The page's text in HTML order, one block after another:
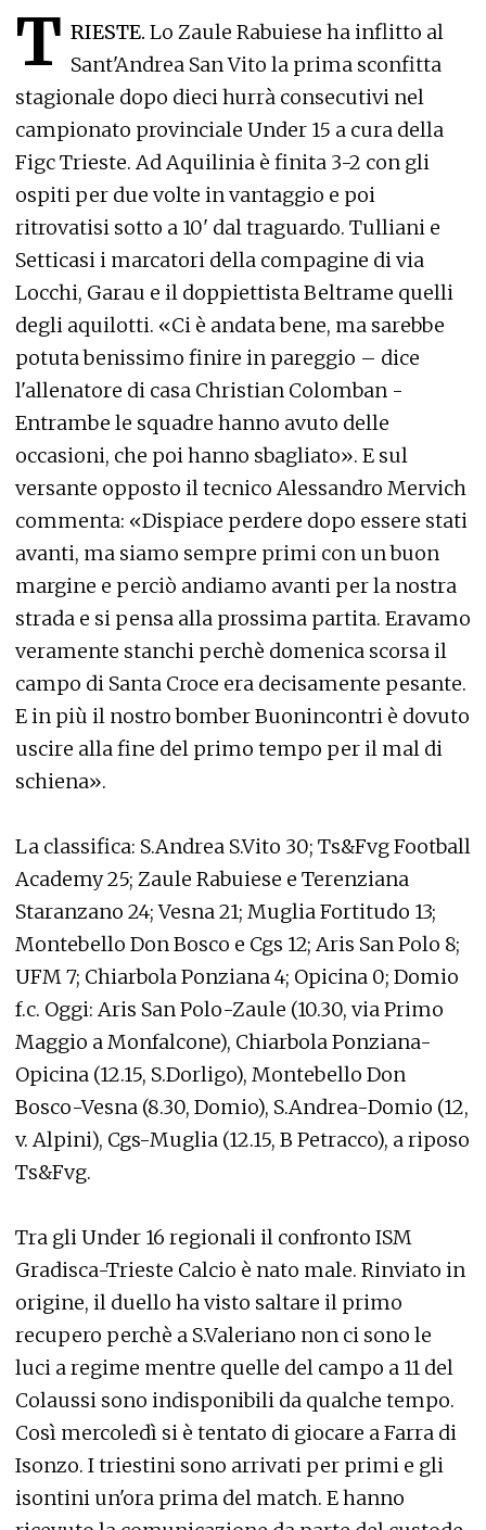
T RIESTE. Lo Zaule Rabuiese ha inflitto al
Sant'Andrea San Vito la prima sconfitta
stagionale dopo dieci hurrà consecutivi nel
campionato provinciale Under 15 a cura della
Figc Trieste. Ad Aquilinia è finita 3-2 con gli
ospiti per due volte in vantaggio e poi
ritrovatisi sotto a 10' dal traguardo. Tulliani e
Setticasi i marcatori della compagine di via
Locchi, Garau e il doppiettista Beltrame quelli
degli aquilotti. «Ci è andata bene, ma sarebbe
potuta benissimo finire in pareggio – dice
l'allenatore di casa Christian Colomban -
Entrambe le squadre hanno avuto delle
occasioni, che poi hanno sbagliato». E sul
versante opposto il tecnico Alessandro Mervich
commenta: «Dispiace perdere dopo essere stati
avanti, ma siamo sempre primi con un buon
margine e perciò andiamo avanti per la nostra
strada e si pensa alla prossima partita. Eravamo
veramente stanchi perchè domenica scorsa il
campo di Santa Croce era decisamente pesante.
E in più il nostro bomber Buonincontri è dovuto
uscire alla fine del primo tempo per il mal di
schiena».
La classifica: S.Andrea S.Vito 30; Ts&Fvg Football
Academy 25; Zaule Rabuiese e Terenziana
Staranzano 24; Vesna 21; Muglia Fortitudo 13;
Montebello Don Bosco e Cgs 12; Aris San Polo 8;
UFM 7; Chiarbola Ponziana 4; Opicina 0; Domio
f.c. Oggi: Aris San Polo-Zaule (10.30, via Primo
Maggio a Monfalcone), Chiarbola Ponziana-
Opicina (12.15, S.Dorligo), Montebello Don
Bosco-Vesna (8.30, Domio), S.Andrea-Domio (12,
v. Alpini), Cgs-Muglia (12.15, B Petracco), a riposo
Ts&Fvg.
Tra gli Under 16 regionali il confronto ISM
Gradisca-Trieste Calcio è nato male. Rinviato in
origine, il duello ha visto saltare il primo
recupero perchè a S.Valeriano non ci sono le
luci a regime mentre quelle del campo a 11 del
Colaussi sono indisponibili da qualche tempo.
Così mercoledì si è tentato di giocare a Farra di
Isonzo. I triestini sono arrivati per primi e gli
isontini un'ora prima del match. E hanno